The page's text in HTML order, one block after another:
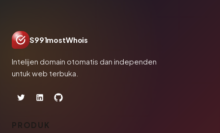
S991mostWhois
Intelijen domain otomatis dan independen
untuk web terbuka.
PRODUK